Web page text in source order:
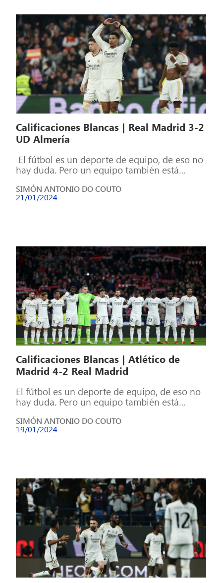
Calificaciones Blancas | Real Madrid 3-2
UD Almería
El fútbol es un deporte de equipo, de eso no
hay duda. Pero un equipo también está
SIMÓN ANTONIO DO COUTO
21/01/2024
Calificaciones Blancas | Atlético de
Madrid 4-2 Real Madrid
El fútbol es un deporte de equipo, de eso no
hay duda. Pero un equipo también está
SIMÓN ANTONIO DO COUTO
19/01/2024